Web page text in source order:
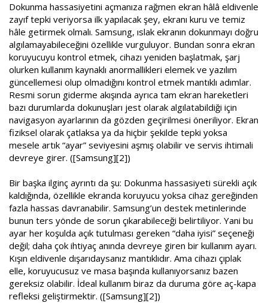
Dokunma hassasiyetini açmanıza rağmen ekran hâlâ eldivenle
zayıf tepki veriyorsa ilk yapılacak şey, ekranı kuru ve temiz
hâle getirmek olmalı. Samsung, ıslak ekranın dokunmayı doğru
algılamayabileceğini özellikle vurguluyor. Bundan sonra ekran
koruyucuyu kontrol etmek, cihazı yeniden başlatmak, şarj
olurken kullanım kaynaklı anormallikleri elemek ve yazılım
güncellemesi olup olmadığını kontrol etmek mantıklı adımlar.
Resmi sorun giderme akışında ayrıca tam ekran hareketleri
bazı durumlarda dokunuşları jest olarak algılatabildiği için
navigasyon ayarlarının da gözden geçirilmesi öneriliyor. Ekran
fiziksel olarak çatlaksa ya da hiçbir şekilde tepki yoksa
mesele artık “ayar” seviyesini aşmış olabilir ve servis ihtimali
devreye girer. ([Samsung][2])
Bir başka ilginç ayrıntı da şu: Dokunma hassasiyeti sürekli açık
kaldığında, özellikle ekranda koruyucu yoksa cihaz gereğinden
fazla hassas davranabilir. Samsung’un destek metinlerinde
bunun ters yönde de sorun çıkarabileceği belirtiliyor. Yani bu
ayar her koşulda açık tutulması gereken “daha iyisi” seçeneği
değil; daha çok ihtiyaç anında devreye giren bir kullanım ayarı.
Kışın eldivenle dışarıdaysanız mantıklıdır. Ama cihazı çıplak
elle, koruyucusuz ve masa başında kullanıyorsanız bazen
gereksiz olabilir. İdeal kullanım biraz da duruma göre aç-kapa
refleksi geliştirmektir. ([Samsung][2])